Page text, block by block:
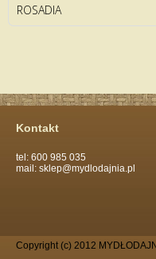
ROSADIA
Kontakt
tel: 600 985 035
mail: sklep@mydlodajnia.pl
Copyright (c) 2012